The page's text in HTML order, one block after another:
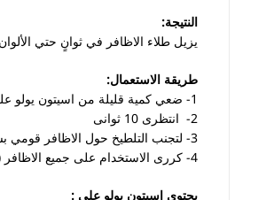
النتيجة:
يزيل طلاء الاظافر في ثوانٍ حتي
طريقة الاستعمال:
1- ضعي كمية قليلة من اسيتون يولو على قطعة قطن.
2- انتظرى 10 ثوانى
3- لتجنب التلطيخ حول الاظافر قومي بسحب القطنه برفق من اول الظافر لاخره مره واحده
4- كررى الاستخدام على جميع الاظافر (من الأفضل أستخدام قطنة جديدة على كل ظافر )
يحتوي اسيتون يولو علي :